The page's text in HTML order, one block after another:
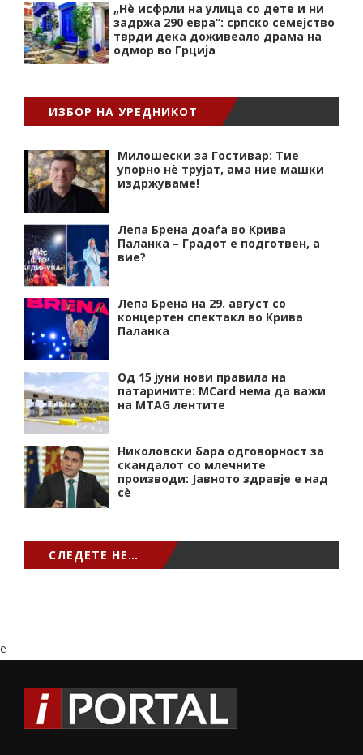
„Нѐ исфрли на улица со дете и ни
задржа 290 евра“: српско семејство
тврди дека доживеало драма на
одмор во Грција
ИЗБОР НА УРЕДНИКОТ
Милошески за Гостивар: Тие
упорно нѐ трујат, ама ние машки
издржуваме!
Лепа Брена доаѓа во Крива
Паланка – Градот е подготвен, а
вие?
Лепа Брена на 29. август со
концертен спектакл во Крива
Паланка
Од 15 јуни нови правила на
патарините: MCard нема да важи
на MTAG лентите
Николовски бара одговорност за
скандалот со млечните
производи: Јавното здравје е над
сѐ
СЛЕДЕТЕ НЕ…
e